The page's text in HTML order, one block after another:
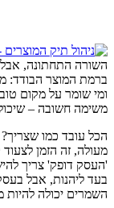
השורה התחתונה, אבל
ברמת המוצר הבודד:
ומי שומר על מקום
משימה חשובה –
הכל עובד כמו
מעולה, זה הזמן
'העסק דופק' צריך
בעד ליהנות, אבל
השמרים יכולה להיות